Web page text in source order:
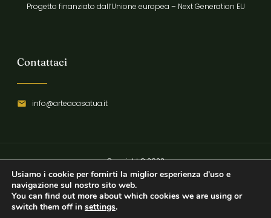
Progetto finanziato dall’Unione europea – Next Generation EU
Contattaci
info@arteacasatua.it
Copyright © 2023
Privacy Policy
Usiamo i cookie per fornirti la miglior esperienza d'uso e
navigazione sul nostro sito web.
You can find out more about which cookies we are using or
switch them off in settings.